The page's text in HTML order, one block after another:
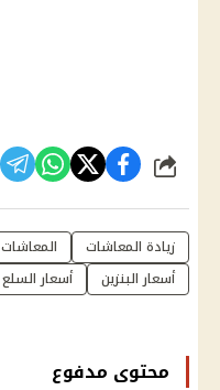
شارك
زيادة المعاشات المعاشات
أسعار البنزين
أسعار السلع
محتوى مدفوع